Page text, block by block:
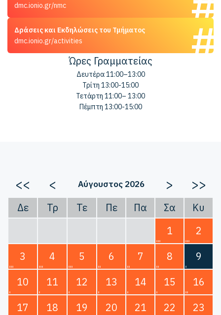
dmc.ionio.gr/nmc
Δράσεις και Εκδηλώσεις του Τμήματος
dmc.ionio.gr/activities
Ώρες Γραμματείας
Δευτέρα 11:00–13:00
Τρίτη 13:00-15:00
Τετάρτη 11:00– 13:00
Πέμπτη 13:00-15:00
<< < Αύγουστος 2026 > >>
Δε Τρ Τε Πε Πα Σα
Κυ
1
2
3
4 5 6 7 8
9
10
11 12 13 14 15
16
17
18 19 20 21 22
23